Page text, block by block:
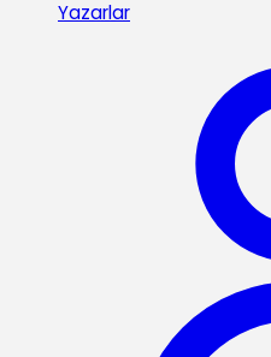
Yazarlar